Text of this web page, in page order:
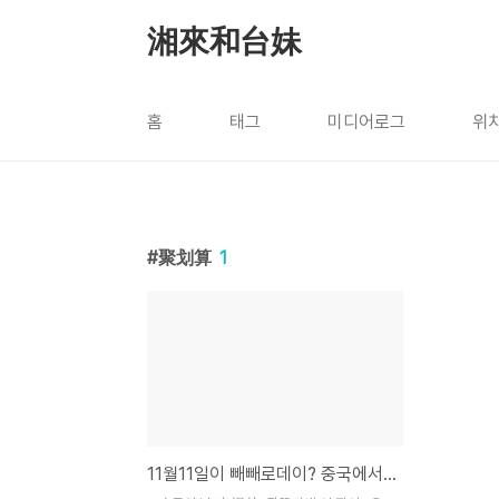
湘來和台妹
홈 태그 미디어로그 위
聚划算 1
11월11일이 빼빼로데이? 중국에서는 솔로의 날(光棍节)